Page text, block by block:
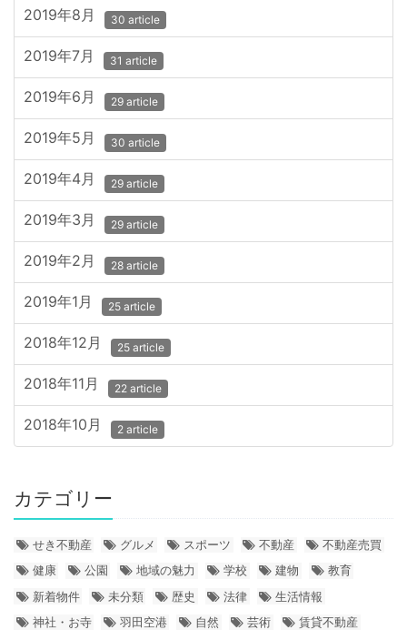
2019年8月 30 article
2019年7月 31 article
2019年6月 29 article
2019年5月 30 article
2019年4月 29 article
2019年3月 29 article
2019年2月 28 article
2019年1月 25 article
2018年12月 25 article
2018年11月 22 article
2018年10月 2 article
カテゴリー
せき不動産 グルメ スポーツ 不動産
不動産売買
健康
公園 地域の魅力 学校 建物
教育
新着物件
未分類 歴史 法律
生活情報
神社・お寺
羽田空港 自然 芸術 賃貸不動産